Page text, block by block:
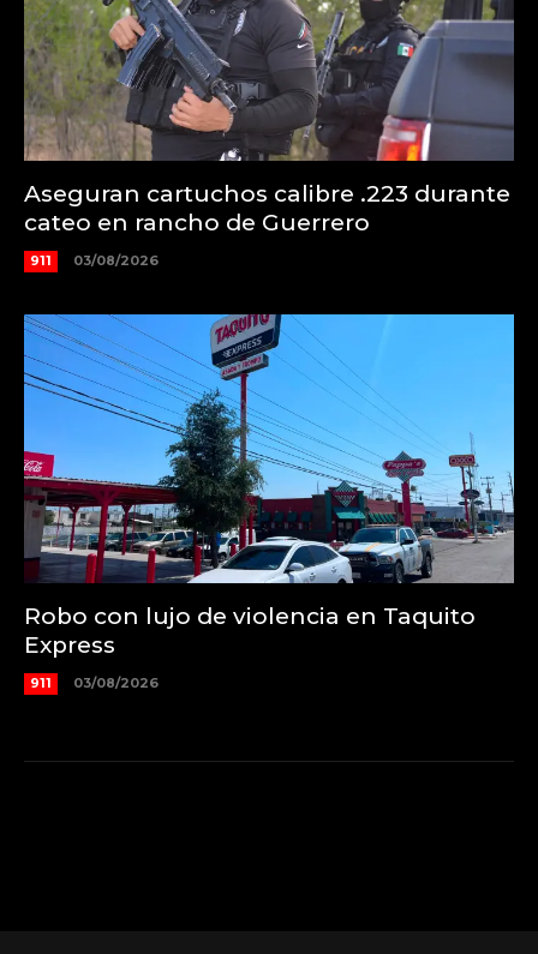
Aseguran cartuchos calibre .223 durante
cateo en rancho de Guerrero
911 03/08/2026
Robo con lujo de violencia en Taquito
Express
911 03/08/2026